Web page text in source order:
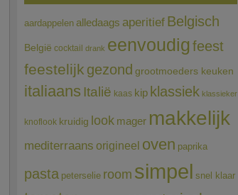
aardappelen alledaags aperitief Belgisch
België cocktail drank eenvoudigfeest
feestelijk gezond grootmoeders keuken
italiaans Italië kaas kip klassiek klassieker
knoflook kruidig look mager makkelijk
mediterraans origineel oven paprika
pasta peterselie room simpel snel klaar